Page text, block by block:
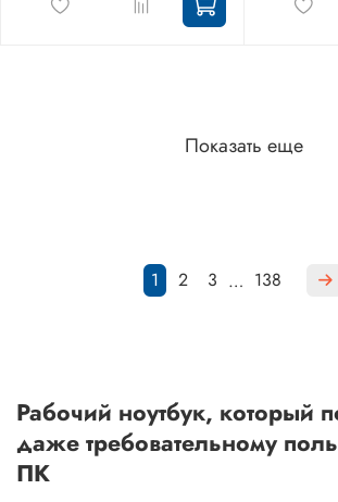
Показать еще
1 2 3 … 138
Рабочий ноутбук, который
даже требовательному
ПК